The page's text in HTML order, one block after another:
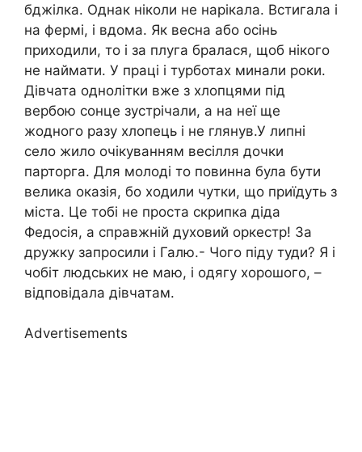
бджілка. Однак ніколи не нарікала. Встигала і
на фермі, і вдома. Як весна або осінь
приходили, то і за плуга бралася, щоб нікого
не наймати. У праці і турботах минали роки.
Дівчата однолітки вже з хлопцями під
вербою сонце зустрічали, а на неї ще
жодного разу хлопець і не глянув.У липні
село жило очікуванням весілля дочки
парторга. Для молоді то повинна була бути
велика оказія, бо ходили чутки, що приїдуть з
міста. Це тобі не проста скрипка діда
Федосія, а справжній духовий оркестр! За
дружку запросили і Галю.- Чого піду туди? Я і
чобіт людських не маю, і одягу хорошого, –
відповідала дівчатам.
Advertisements